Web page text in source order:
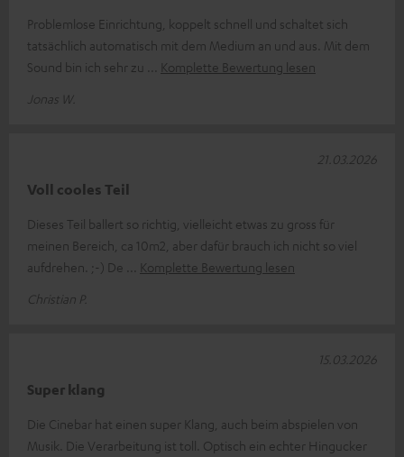
Problemlose Einrichtung, koppelt schnell und schaltet sich
tatsächlich automatisch mit dem Medium an und aus. Mit dem
Sound bin ich sehr zu
Komplette Bewertung lesen
Jonas W.
Voll cooles Teil
Dieses Teil ballert so richtig, vielleicht etwas zu gross für
meinen Bereich, ca 10m2, aber dafür brauch ich nicht so viel
aufdrehen. ;-) De
Komplette Bewertung lesen
Christian P.
21.03.2026
Super klang
Die Cinebar hat einen super Klang, auch beim abspielen von
Musik. Die Verarbeitung ist toll. Optisch ein echter Hingucker
15.03.2026